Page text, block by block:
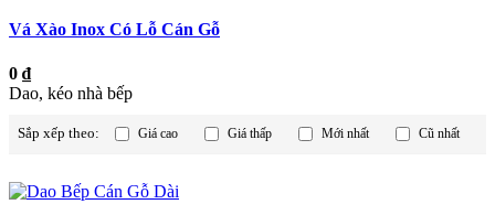
Vá Xào Inox Có Lỗ Cán Gỗ
0 ₫
Dao, kéo nhà bếp
Sắp xếp theo: Giá cao Giá thấp Mới nhất Cũ nhất